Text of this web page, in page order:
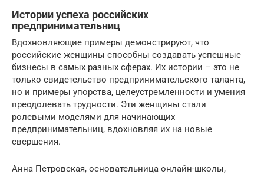
Истории успеха российских
предпринимательниц
Вдохновляющие примеры демонстрируют, что
российские женщины способны создавать успешные
бизнесы в самых разных сферах. Их истории – это не
только свидетельство предпринимательского таланта,
но и примеры упорства, целеустремленности и умения
преодолевать трудности. Эти женщины стали
ролевыми моделями для начинающих
предпринимательниц, вдохновляя их на новые
свершения.
Анна Петровская, основательница онлайн-школы,